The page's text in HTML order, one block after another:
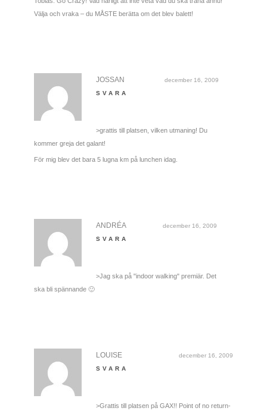
Välja och vraka – du MÅSTE berätta om det blev balett!
december 16, 2009
JOSSAN
SVARA
>grattis till platsen, vilken utmaning! Du
kommer greja det galant!
För mig blev det bara 5 lugna km på lunchen idag.
december 16, 2009
ANDRÉA
SVARA
>Jag ska på "indoor walking" premiär. Det
ska bli spännande 🙂
december 16, 2009
LOUISE
SVARA
>Grattis till platsen på GAX!! Point of no return-